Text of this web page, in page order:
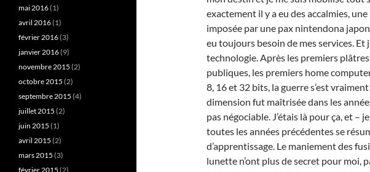
exactement il y a eu des accalmies,
imposée par une pax nintendona
eu toujours besoin de mes services. Et
technologie. Après les premiers
publiques, les premiers home
8, 16 et 32 bits, la guerre s’est
dimension fut maîtrisée dans les
pas négociable. J’étais là pour ça, et –
toutes les années précédentes se
d’apprentissage. Le maniement des
lunette n’ont plus de secret pour moi,
mai 2016(1)
avril 2016(1)
février 2016(3)
janvier 2016(9)
novembre 2015 (2)
octobre 2015 (2)
septembre 2015 (4)
juillet 2015 (2)
juin 2015 (1)
avril 2015 (2)
mars 2015 (3)
février 2015 (2)